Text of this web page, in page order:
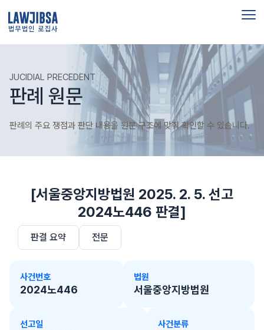
법무법인 로집사
JUCIDIAL PRECEDENT
판례 원문
판례의 주요 쟁점과 판단 내용을 원문 구조에 맞춰 확인할 수 있습니다.
[서울중앙지방법원 2025. 2. 5. 선고
2024노446 판결]
판결 요약 전문
사건번호
2024노446
법원
서울중앙지방법원
선고일 사건분류